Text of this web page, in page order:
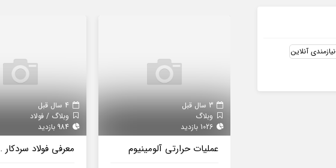
نیازمندی آنلاین
وبلاگ
عملیات حرارتی آلومینیوم
وبلاگ / فولاد
معرفی فولاد سردکار